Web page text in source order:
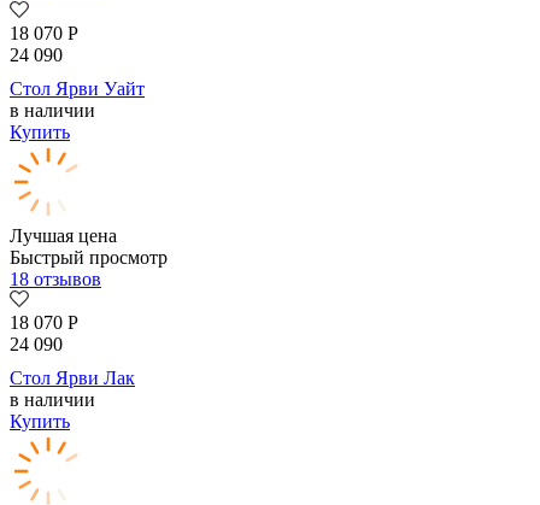
18 070 Р
24 090
Стол Ярви Уайт
в наличии
Купить
Лучшая цена
Быстрый просмотр
18 отзывов
18 070 Р
24 090
Стол Ярви Лак
в наличии
Купить